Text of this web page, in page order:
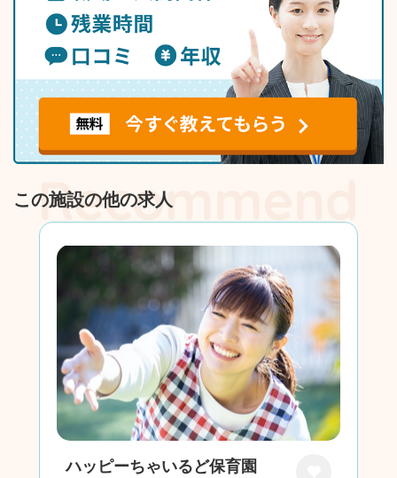
この施設の他の求人
ハッピーちゃいるど保育園